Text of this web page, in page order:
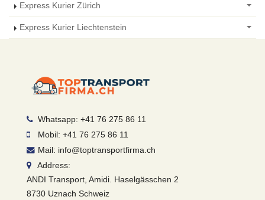
Express Kurier Zürich
Express Kurier Liechtenstein
Whatsapp: +41 76 275 86 11
Mobil: +41 76 275 86 11
Mail: info@toptransportfirma.ch
Address:
ANDI Transport, Amidi. Haselgässchen 2
8730 Uznach Schweiz